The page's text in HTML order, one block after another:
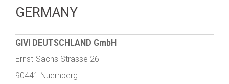
GERMANY
GIVI DEUTSCHLAND GmbH
Ernst-Sachs Strasse 26
90441 Nuernberg